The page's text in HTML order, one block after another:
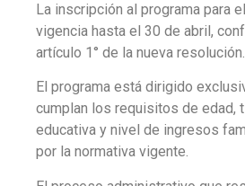
La inscripción al programa para
vigencia hasta el 30 de abril,
artículo 1° de la nueva resolución.
El programa está dirigido
cumplan los requisitos de edad,
educativa y nivel de ingresos
por la normativa vigente.